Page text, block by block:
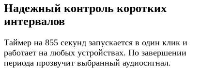
Надежный контроль коротких
интервалов
Таймер на 855 секунд запускается в один клик и
работает на любых устройствах. По завершении
периода прозвучит выбранный аудиосигнал.